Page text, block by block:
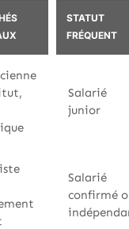
STATUT
FRÉQUENT
Salarié
junior
Salarié
confirmé